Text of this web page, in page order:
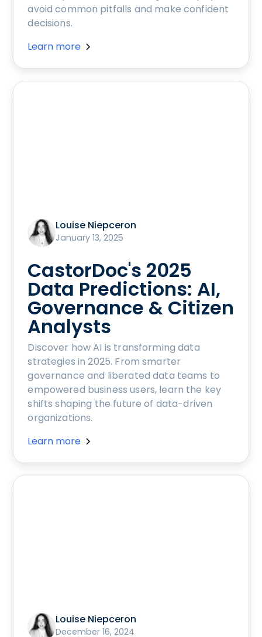
avoid common pitfalls and make confident
decisions.
Learn more
Louise Niepceron
January 13, 2025
CastorDoc's 2025
Data Predictions: AI,
Governance & Citizen
Analysts
Discover how AI is transforming data
strategies in 2025. From smarter
governance and liberated data teams to
empowered business users, learn the key
shifts shaping the future of data-driven
organizations.
Learn more
Louise Niepceron
December 16, 2024